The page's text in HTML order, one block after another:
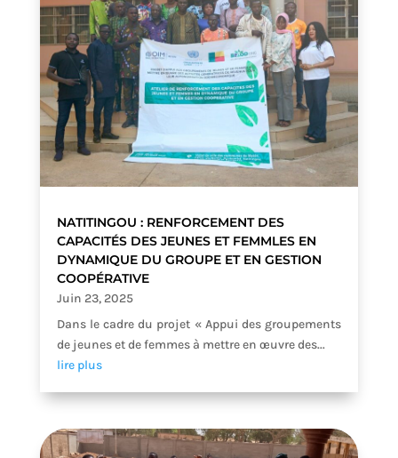
NATITINGOU : RENFORCEMENT DES
CAPACITÉS DES JEUNES ET FEMMLES EN
DYNAMIQUE DU GROUPE ET EN GESTION
COOPÉRATIVE
Juin 23, 2025
Dans le cadre du projet « Appui des groupements
de jeunes et de femmes à mettre en œuvre des...
lire plus